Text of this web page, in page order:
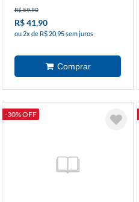
R$ 59,90
R$ 41,90
ou 2x de R$ 20,95 sem juros
-30% OFF